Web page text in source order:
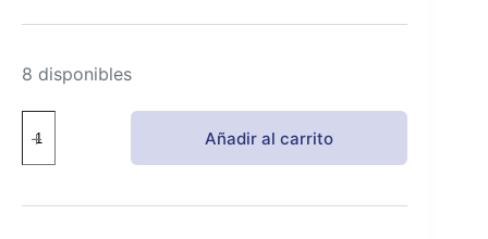
8 disponibles
Labs
Cristales
C
Añadir al carrito